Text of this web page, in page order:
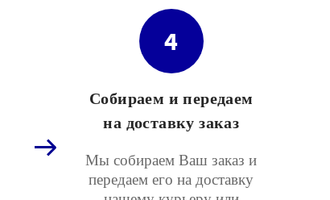
4
Собираем и передаем
на доставку заказ
Мы собираем Ваш заказ и
передаем его на доставку